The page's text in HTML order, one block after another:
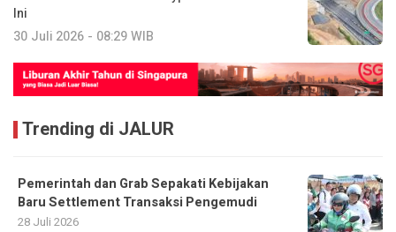
Ini
30 Juli 2026 - 08:29 WIB
Trending di JALUR
Pemerintah dan Grab Sepakati Kebijakan
Baru Settlement Transaksi Pengemudi
28 Juli 2026